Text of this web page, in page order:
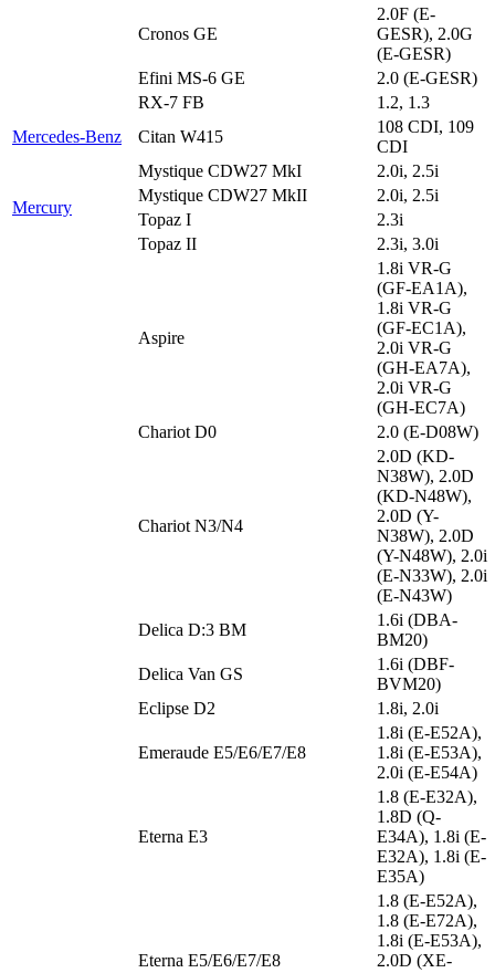
Cronos GE
2.0F (E-
GESR), 2.0G
(E-GESR)
Efini MS-6 GE
2.0 (E-GESR)
RX-7 FB
1.2, 1.3
Mercedes-Benz
Citan W415
108 CDI, 109
CDI
Mercury
Mystique CDW27 MkI
2.0i, 2.5i
Mystique CDW27 MkII
2.0i, 2.5i
Topaz I
2.3i
Topaz II
2.3i, 3.0i
Aspire
1.8i VR-G
(GF-EA1A),
1.8i VR-G
(GF-EC1A),
2.0i VR-G
(GH-EA7A),
2.0i VR-G
(GH-EC7A)
Chariot D0
2.0 (E-D08W)
Chariot N3/N4
2.0D (KD-
N38W), 2.0D
(KD-N48W),
2.0D (Y-
N38W), 2.0D
(Y-N48W), 2.0i
(E-N33W), 2.0i
(E-N43W)
Delica D:3 BM
1.6i (DBA-
BM20)
Delica Van GS
1.6i (DBF-
BVM20)
Eclipse D2
1.8i, 2.0i
Emeraude E5/E6/E7/E8
1.8i (E-E52A),
1.8i (E-E53A),
2.0i (E-E54A)
Eterna E3
1.8 (E-E32A),
1.8D (Q-
E34A), 1.8i (E-
E32A), 1.8i (E-
E35A)
Eterna E5/E6/E7/E8
1.8 (E-E52A),
1.8 (E-E72A),
1.8i (E-E53A),
2.0D (XE-